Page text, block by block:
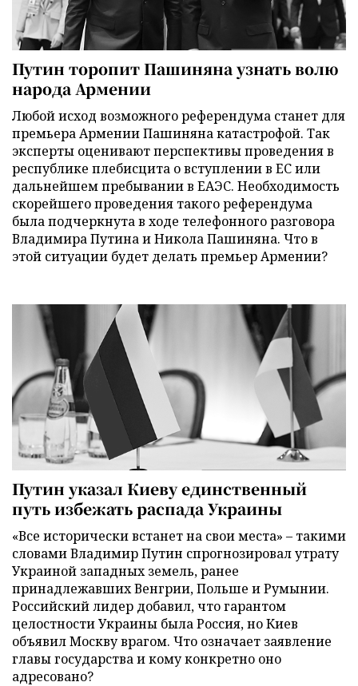
Путин торопит Пашиняна узнать волю
народа Армении
Любой исход возможного референдума станет для
премьера Армении Пашиняна катастрофой. Так
эксперты оценивают перспективы проведения в
республике плебисцита о вступлении в ЕС или
дальнейшем пребывании в ЕАЭС. Необходимость
скорейшего проведения такого референдума
была подчеркнута в ходе телефонного разговора
Владимира Путина и Никола Пашиняна. Что в
этой ситуации будет делать премьер Армении?
Путин указал Киеву единственный
путь избежать распада Украины
«Все исторически встанет на свои места» – такими
словами Владимир Путин спрогнозировал утрату
Украиной западных земель, ранее
принадлежавших Венгрии, Польше и Румынии.
Российский лидер добавил, что гарантом
целостности Украины была Россия, но Киев
объявил Москву врагом. Что означает заявление
главы государства и кому конкретно оно
адресовано?